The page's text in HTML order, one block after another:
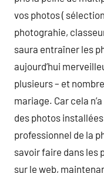
vos photos (
photograhie,
saura entraîner les
aujourd’hui
plusieurs – et
mariage. Car cela
des photos
professionnel de la
savoir faire dans les
sur le web,